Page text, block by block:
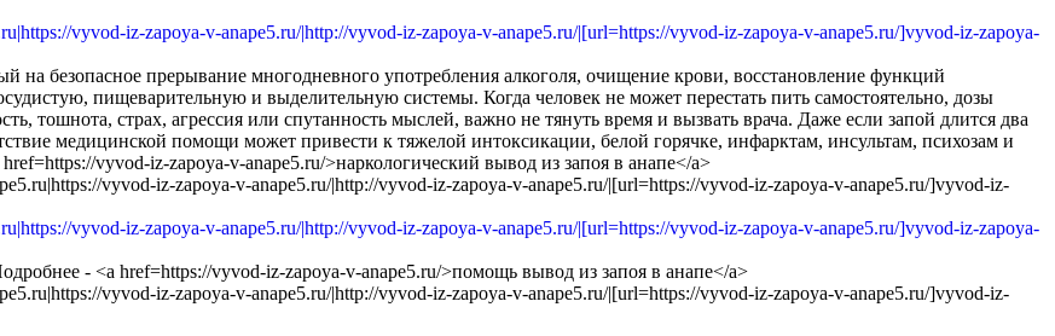
на безопасное прерывание многодневного употребления алкоголя, очищение крови, восстановление функций
пищеварительную и выделительную системы. Когда человек не может перестать пить самостоятельно, дозы
тошнота, страх, агрессия или спутанность мыслей, важно не тянуть время и вызвать врача. Даже если запой длится два
медицинской помощи может привести к тяжелой интоксикации, белой горячке, инфарктам, инсультам, психозам и
vyvod-iz-zapoya-v-anape5.ru/>наркологический вывод из запоя в анапе</a>
vyvod-iz-zapoya-v-anape5.ru/|http://vyvod-iz-zapoya-v-anape5.ru/|[url=https://vyvod-iz-zapoya-v-anape5.ru/]vyvod-iz-
- <a href=https://vyvod-iz-zapoya-v-anape5.ru/>помощь вывод из запоя в анапе</a>
vyvod-iz-zapoya-v-anape5.ru/|http://vyvod-iz-zapoya-v-anape5.ru/|[url=https://vyvod-iz-zapoya-v-anape5.ru/]vyvod-iz-